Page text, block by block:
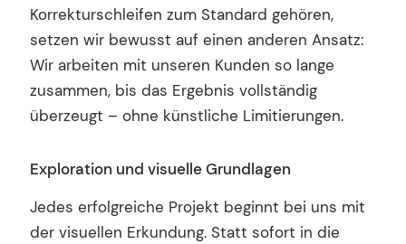
Korrekturschleifen zum Standard gehören,
setzen wir bewusst auf einen anderen Ansatz:
Wir arbeiten mit unseren Kunden so lange
zusammen, bis das Ergebnis vollständig
überzeugt – ohne künstliche Limitierungen.
Exploration und visuelle Grundlagen
Jedes erfolgreiche Projekt beginnt bei uns mit
der visuellen Erkundung. Statt sofort in die